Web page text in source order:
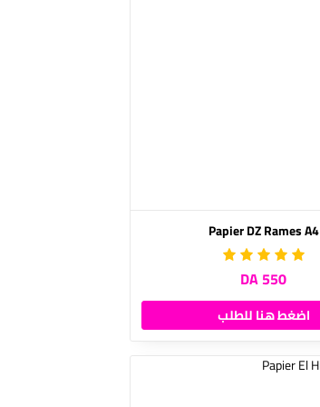
Papier DZ Rames A4
550 DA
اضغط هنا للطلب